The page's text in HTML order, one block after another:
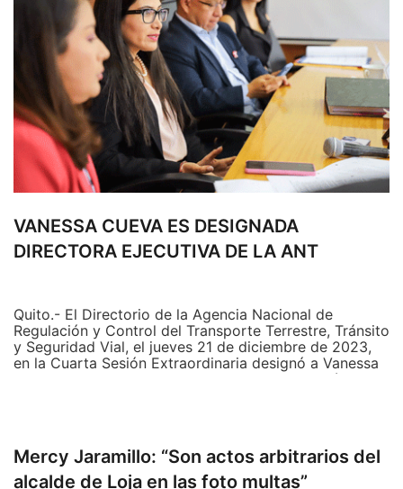
VANESSA CUEVA ES DESIGNADA
DIRECTORA EJECUTIVA DE LA ANT
Quito.- El Directorio de la Agencia Nacional de
Regulación y Control del Transporte Terrestre, Tránsito
y Seguridad Vial, el jueves 21 de diciembre de 2023,
en la Cuarta Sesión Extraordinaria designó a Vanessa
Cueva, como directora ejecutiva de la institución, de la
Vanessa Cueva es quiteña, de 36 años, graduada de
arquitecta en la Universidad Internacional SEK, con
honores; además, tiene un máster en Ciencias, en
Mercy Jaramillo: “Son actos arbitrarios del
alcalde de Loja en las foto multas”